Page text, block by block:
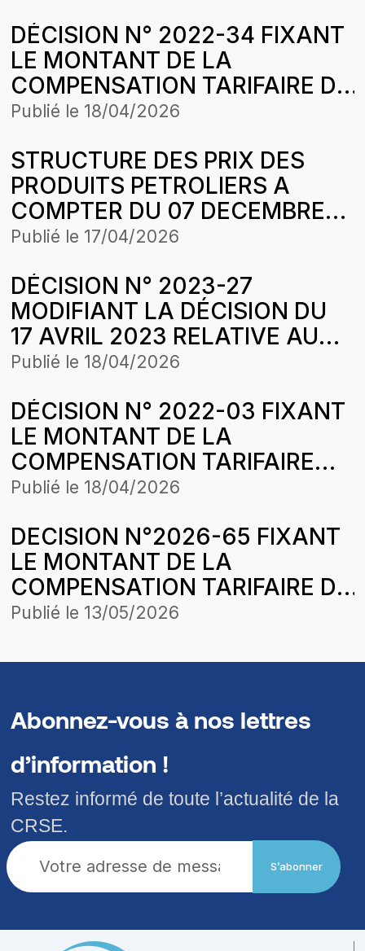
(ERA) DANS LA CONCESSION
KAFFRINE-TAMBACOUNDA-
KÉDOUGOU
DÉCISION N° 2022-34 FIXANT
LE MONTANT DE LA
COMPENSATION TARIFAIRE DU
MOIS DE JUILLET 2022 DE
LE CADRE DE
L’HARMONISATION DES
TARIFS
Publié le 18/04/2026
STRUCTURE DES PRIX DES
PRODUITS PETROLIERS A
COMPTER DU 07 DECEMBRE
2024
Publié le 17/04/2026
DÉCISION N° 2023-27
MODIFIANT LA DÉCISION DU
17 AVRIL 2023 RELATIVE AU
REVENU MAXIMUM AUTORISE
Publié le 18/04/2026
DÉCISION N° 2022-03 FIXANT
LE MONTANT DE LA
COMPENSATION TARIFAIRE
POUR LE MOIS D’OCTOBRE
AFRICAINE (ERA) DANS LE
CADRE DE L’HARMONISATION
DES TARIFS LA COMMISSION
DE REGULATION
Publié le 18/04/2026
DECISION N°2026-65 FIXANT
LE MONTANT DE LA
COMPENSATION TARIFAIRE DU
MOIS DE MARS 2026 DE
CONCESSION DAGANA-
CADRE DE L’HARMONISATION
DES TARIFS
Publié le 13/05/2026
Abonnez-vous à nos lettres
d’information !
Restez informé de toute l’actualité de la
CRSE.
S’abonner